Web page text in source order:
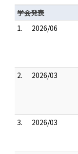
学会発表
1.
2026/06
2.
2026/03
3.
2026/03